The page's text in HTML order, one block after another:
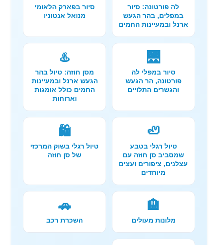
לה פורטונה: סיור
במפלים, בהר הגעש
ארנל ובמעיינות החמים
סיור בפארק הלאומי
מנואל אנטוניו
🌉
סיור במפלי לה
פורטונה, הר הגעש
והגשרים התלויים
♨️
מסן חוזה: טיול בהר
הגעש ארנל ובמעיינות
החמים כולל אומגות
וארוחות
🦥
טיול רגלי בטבע
שמסביב סן חוזה עם
עצלנים, ציפורים ועצים
מיוחדים
🛍️
טיול רגלי בשוק המרכזי
של סן חוזה
🏨
מלונות מעולים
🚗
השכרת רכב